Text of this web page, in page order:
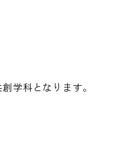
学科となります。